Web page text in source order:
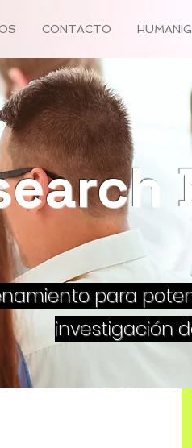
CONTACTO
para
investigación